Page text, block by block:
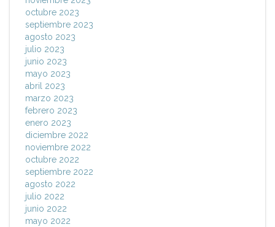
octubre 2023
septiembre 2023
agosto 2023
julio 2023
junio 2023
mayo 2023
abril 2023
marzo 2023
febrero 2023
enero 2023
diciembre 2022
noviembre 2022
octubre 2022
septiembre 2022
agosto 2022
julio 2022
junio 2022
mayo 2022